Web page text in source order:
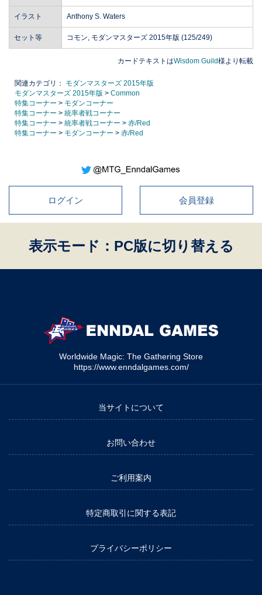
イラスト Anthony S. Waters
セット等 コモン, モダンマスターズ 2015年版 (125/249)
カードテキストはWisdom Guild様より転載
関連カテゴリ：
モダンマスターズ 2015年版
モダンマスターズ 2015年版 > Common
特集コーナー > モダンコーナー
特集コーナー > 統率者戦コーナー
特集コーナー > 統率者戦コーナー > 赤/Red
特集コーナー > モダンコーナー > 赤/Red
ログイン 会員登録
表示モード：PC版に切り替える
Worldwide Magic: The Gathering Store
https://www.enndalgames.com/
当サイトについて
お問い合わせ
ご利用案内
特定商取引に関する表記
プライバシーポリシー